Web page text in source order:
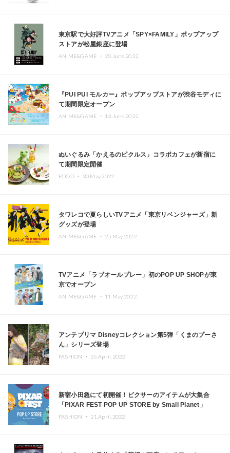
東京駅で大好評TVアニメ「SPY×FAMILY」ポップアップ
ストアが松屋銀座に登場
ANIME&GAME ・ 20.June.2022
『PUI PUI モルカー』ポップアップストアが渋谷モディに
て期間限定オープン
ANIME&GAME ・ 13.June.2022
ぬいぐるみ「かえるのピクルス」コラボカフェが新宿に
て期間限定開催
FOOD ・ 30.May.2022
タワレコで夏らしいTVアニメ「東京リベンジャーズ」新
グッズが登場
ANIME&GAME ・ 25.May.2022
TVアニメ「ラブオールプレー」初のPOP UP SHOPが東
京でオープン
ANIME&GAME ・ 11.May.2022
アンテプリマ Disneyコレクション第5弾「くまのプーさ
ん」シリーズ登場
FASHION ・ 26.April.2022
新宿小田急にて初開催！ピクサーのアイテムが大集合
「PIXAR FEST POP UP STORE by Small Planet」
FASHION ・ 21.April.2022